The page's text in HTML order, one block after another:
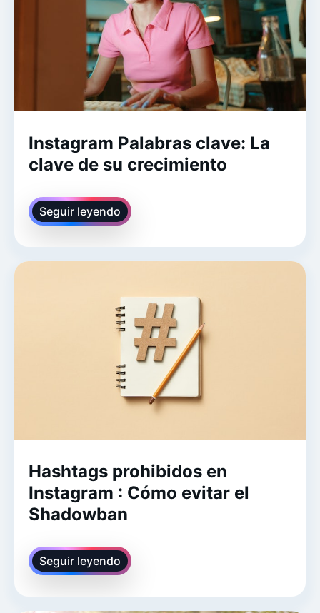
Instagram Palabras clave: La
clave de su crecimiento
Seguir leyendo
Hashtags prohibidos en
Instagram : Cómo evitar el
Shadowban
Seguir leyendo